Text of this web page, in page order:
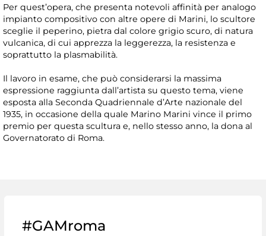
Per quest’opera, che presenta notevoli affinità per analogo
impianto compositivo con altre opere di Marini, lo scultore
sceglie il peperino, pietra dal colore grigio scuro, di natura
vulcanica, di cui apprezza la leggerezza, la resistenza e
soprattutto la plasmabilità.
Il lavoro in esame, che può considerarsi la massima
espressione raggiunta dall’artista su questo tema, viene
esposta alla Seconda Quadriennale d’Arte nazionale del
1935, in occasione della quale Marino Marini vince il primo
premio per questa scultura e, nello stesso anno, la dona al
Governatorato di Roma.
#GAMroma